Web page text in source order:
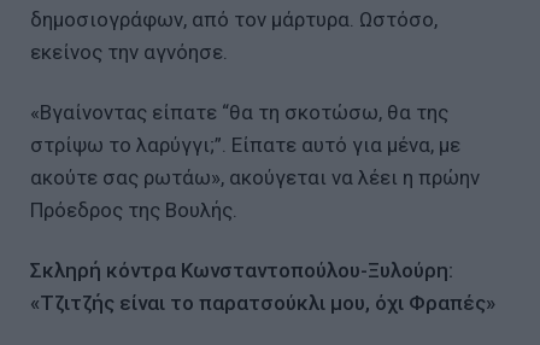
δημοσιογράφων, από τον μάρτυρα. Ωστόσο,
εκείνος την αγνόησε.
«Βγαίνοντας είπατε “θα τη σκοτώσω, θα της
στρίψω το λαρύγγι;”. Είπατε αυτό για μένα, με
ακούτε σας ρωτάω», ακούγεται να λέει η πρώην
Πρόεδρος της Βουλής.
Σκληρή κόντρα Κωνσταντοπούλου-Ξυλούρη:
«Τζιτζής είναι το παρατσούκλι μου, όχι Φραπές»